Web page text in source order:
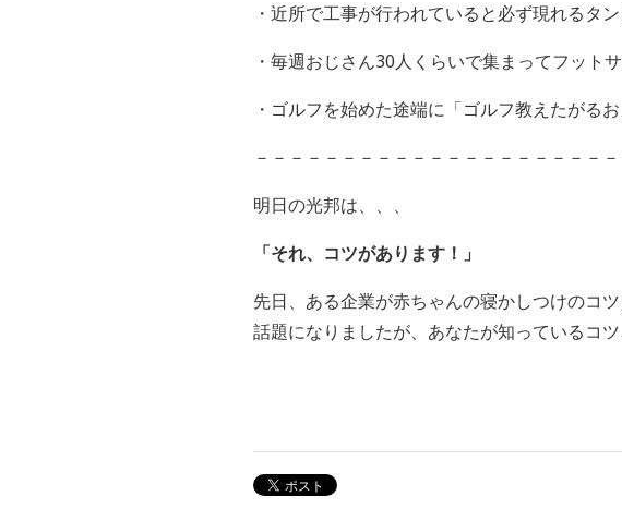
・近所で工事が行われていると必ず現れるタ
・毎週おじさん30人くらいで集まってフット
・ゴルフを始めた途端に「ゴルフ教えたがる
－－－－－－－－－－－－－－－－－－－－
明日の光邦は、、、
「それ、コツがあります！」
先日、ある企業が赤ちゃんの寝かしつけのコツ
話題になりましたが、あなたが知っているコ